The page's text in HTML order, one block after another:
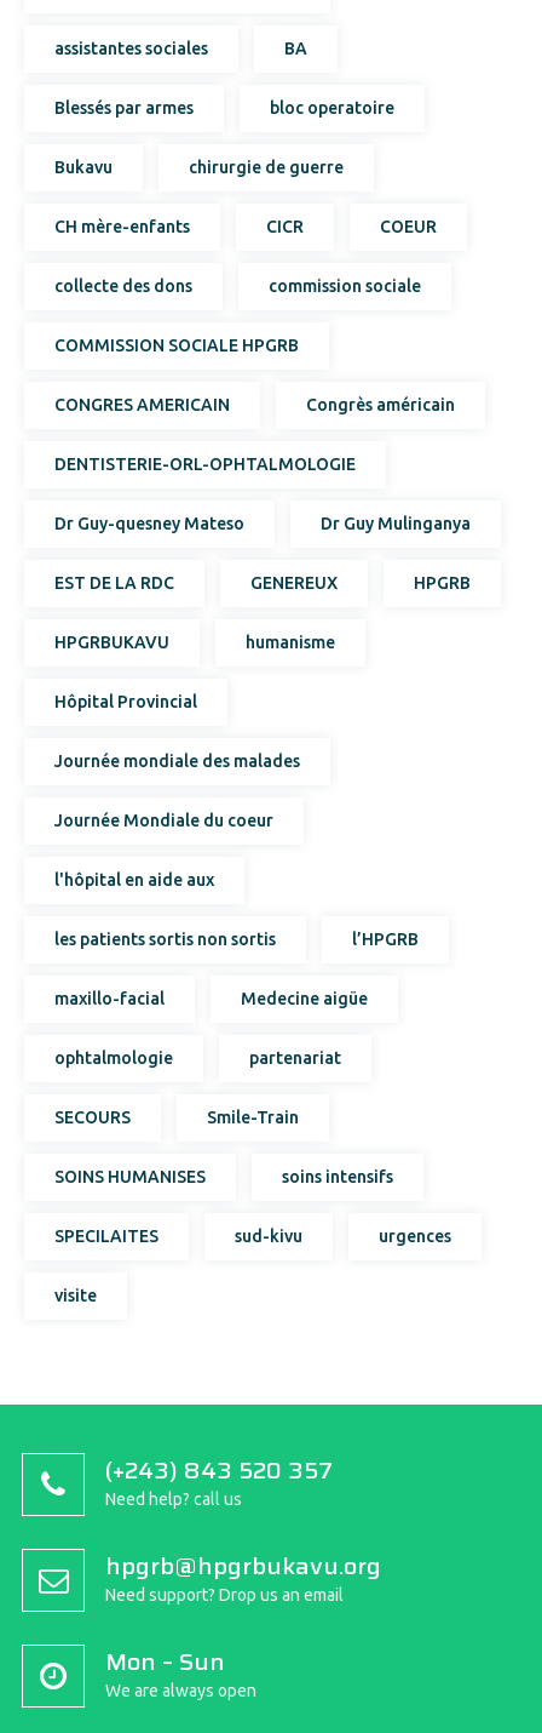
assistantes sociales BA
Blessés par armes bloc operatoire
Bukavu chirurgie de guerre
CH mère-enfants CICR COEUR
collecte des dons commission sociale
COMMISSION SOCIALE HPGRB
CONGRES AMERICAIN Congrès américain
DENTISTERIE-ORL-OPHTALMOLOGIE
Dr Guy-quesney Mateso Dr Guy Mulinganya
EST DE LA RDC GENEREUX HPGRB
HPGRBUKAVU humanisme
Hôpital Provincial
Journée mondiale des malades
Journée Mondiale du coeur
l'hôpital en aide aux
les patients sortis non sortis l’HPGRB
maxillo-facial Medecine aigüe
ophtalmologie partenariat
SECOURS Smile-Train
SOINS HUMANISES soins intensifs
SPECILAITES sud-kivu urgences
visite
(+243) 843 520 357
Need help? call us
hpgrb@hpgrbukavu.org
Need support? Drop us an email
Mon – Sun
We are always open